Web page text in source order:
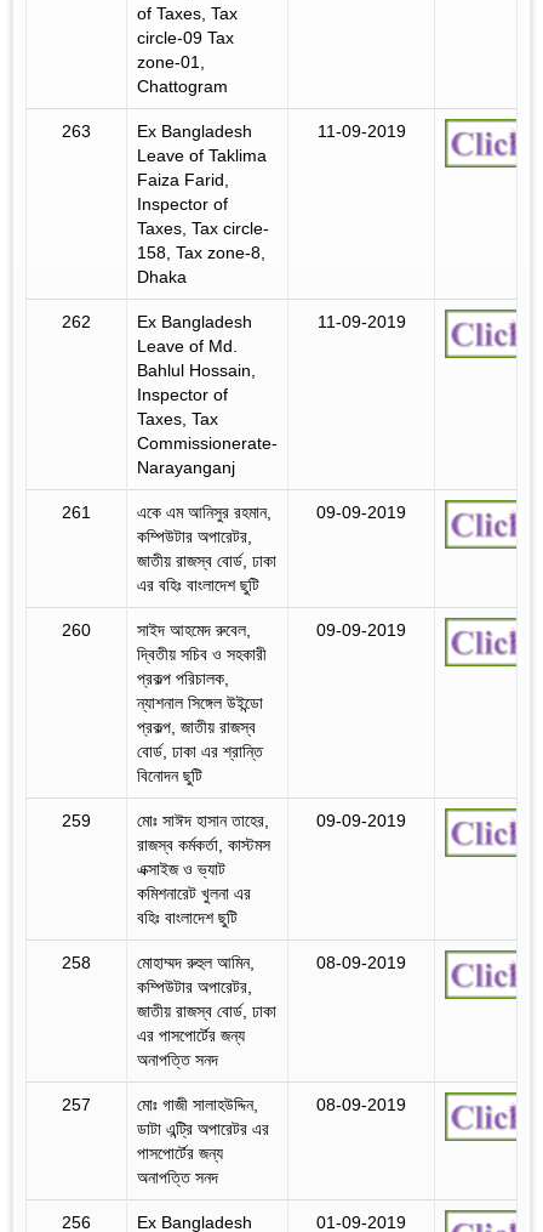
of Taxes, Tax
circle-09 Tax
zone-01,
Chattogram
263
Ex Bangladesh
Leave of Taklima
Faiza Farid,
Inspector of
Taxes, Tax circle-
158, Tax zone-8,
Dhaka
11-09-2019
262
Ex Bangladesh
Leave of Md.
Bahlul Hossain,
Inspector of
Taxes, Tax
Commissionerate-
Narayanganj
11-09-2019
261
একে এম আনিসুর রহমান,
কম্পিউটার অপারেটর,
জাতীয় রাজস্ব বোর্ড, ঢাকা
এর বহিঃ বাংলাদেশ ছুটি
09-09-2019
260
সাইদ আহমেদ রুবেল,
দ্বিতীয় সচিব ও সহকারী
প্রকল্প পরিচালক,
ন্যাশনাল সিঙ্গেল উইন্ডো
প্রকল্প, জাতীয় রাজস্ব
বোর্ড, ঢাকা এর শ্রান্তি
বিনোদন ছুটি
09-09-2019
259
মোঃ সাঈদ হাসান তাহের,
রাজস্ব কর্মকর্তা, কাস্টমস
এক্সাইজ ও ভ্যাট
কমিশনারেট খুলনা এর
বহিঃ বাংলাদেশ ছুটি
09-09-2019
258
মোহাম্মদ রুহুল আমিন,
কম্পিউটার অপারেটর,
জাতীয় রাজস্ব বোর্ড, ঢাকা
এর পাসপোর্টের জন্য
অনাপত্তি সনদ
08-09-2019
257
মোঃ গাজী সালাহউদ্দিন,
ডাটা এন্ট্রি অপারেটর এর
পাসপোর্টের জন্য
অনাপত্তি সনদ
08-09-2019
256
Ex Bangladesh
01-09-2019